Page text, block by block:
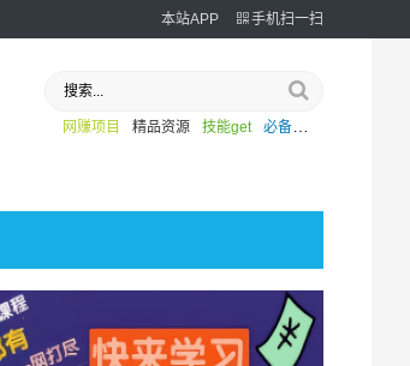
本站APP 手机扫一扫
网赚项目 精品资源 技能get 必备 外挂